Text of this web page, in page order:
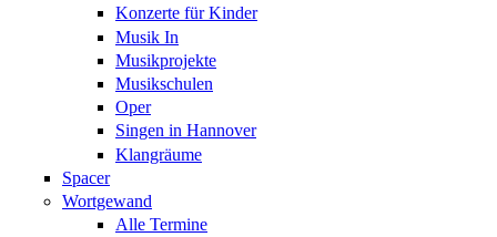
Konzerte für Kinder
Musik In
Musikprojekte
Musikschulen
Oper
Singen in Hannover
Klangräume
Spacer
Wortgewand
Alle Termine